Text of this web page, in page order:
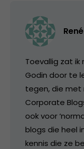
Toevallig zat ik
Godin door te
tegen, die met
Corporate
ook voor
blogs die heel
kennis die ze